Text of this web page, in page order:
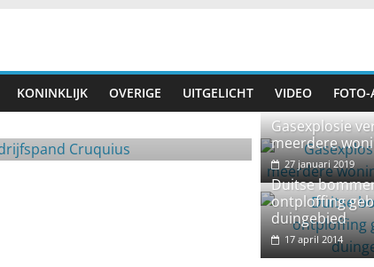
KONINKLIJK OVERIGE UITGELICHT VIDEO FOTO-
Festivals
Tropische
13 augustus 2022 Rowin
Gasexplosie
meerdere
27 januari 2019
Duitse
ontploffing
duingebied
17 april 2014